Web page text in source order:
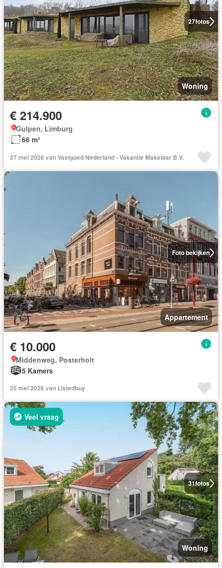
27fotos
Woning
€ 214.900
Gulpen, Limburg
66 m²
27 mei 2026 van Vastgoed Nederland - Vakantie Makelaar B.V.
Foto bekijken
Appartement
€ 10.000
Middenweg, Posterholt
5 Kamers
25 mei 2026 van Listedbuy
31fotos
Veel vraag
Woning